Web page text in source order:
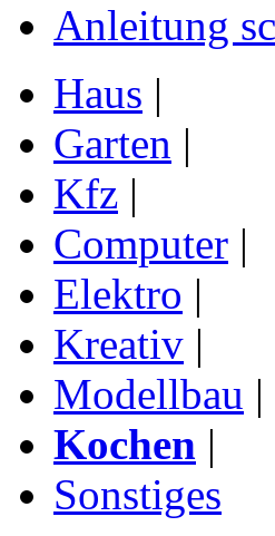
Anleitung
Haus |
Garten |
Kfz |
Computer |
Elektro |
Kreativ |
Modellbau |
Kochen |
Sonstiges